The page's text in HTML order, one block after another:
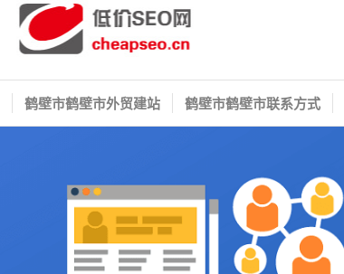
鹤壁市鹤壁市外贸建站 鹤壁市鹤壁市联系方式